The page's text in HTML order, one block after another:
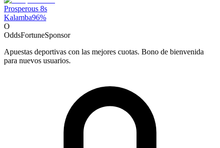
Prosperous 8s
Kalamba96%
O
OddsFortuneSponsor
Apuestas deportivas con las mejores cuotas. Bono de bienvenida
para nuevos usuarios.